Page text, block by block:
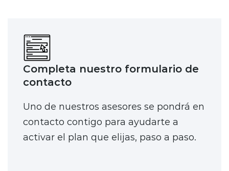
Completa nuestro formulario de
contacto
Uno de nuestros asesores se pondrá en
contacto contigo para ayudarte a
activar el plan que elijas, paso a paso.